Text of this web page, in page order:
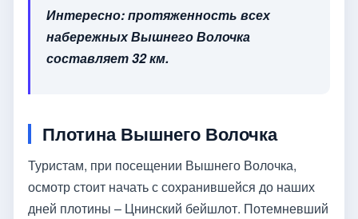
Интересно: протяженность всех
набережных Вышнего Волочка
составляет 32 км.
Плотина Вышнего Волочка
Туристам, при посещении Вышнего Волочка,
осмотр стоит начать с сохранившейся до наших
дней плотины – Цнинский бейшлот. Потемневший